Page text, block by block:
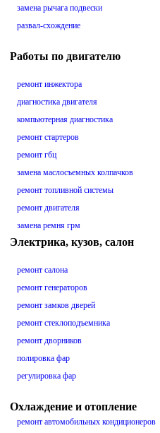
замена рычага подвески
развал-схождение
Работы по двигателю
ремонт инжектора
диагностика двигателя
компьютерная диагностика
ремонт стартеров
ремонт гбц
замена маслосъемных колпачков
ремонт топливной системы
ремонт двигателя
замена ремня грм
Электрика, кузов, салон
ремонт салона
ремонт генераторов
ремонт замков дверей
ремонт стеклоподъемника
ремонт дворников
полировка фар
регулировка фар
Охлаждение и отопление
ремонт автомобильных кондиционеров